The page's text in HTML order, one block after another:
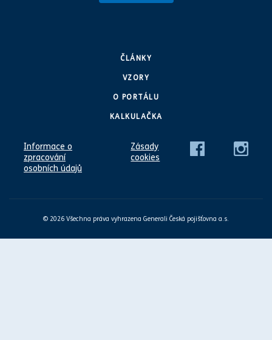
ČLÁNKY
VZORY
O PORTÁLU
KALKULAČKA
Informace o
zpracování
osobních údajů
Zásady
cookies
© 2026 Všechna práva vyhrazena Generali Česká pojišťovna a.s.